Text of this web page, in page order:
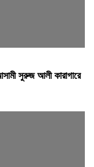
সুরুজ আলী কারাগারে